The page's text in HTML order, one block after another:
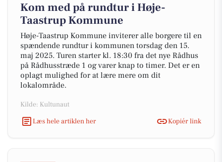
Kom med på rundtur i Høje-
Taastrup Kommune
Høje-Taastrup Kommune inviterer alle borgere til en
spændende rundtur i kommunen torsdag den 15.
maj 2025. Turen starter kl. 18:30 fra det nye Rådhus
på Rådhusstræde 1 og varer knap to timer. Det er en
oplagt mulighed for at lære mere om dit
lokalområde.
Kilde: Kultunaut
Læs hele artiklen her
Kopiér link